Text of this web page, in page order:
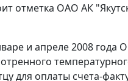
отметка ОАО АК
и апреле 2008
для оплаты счета-